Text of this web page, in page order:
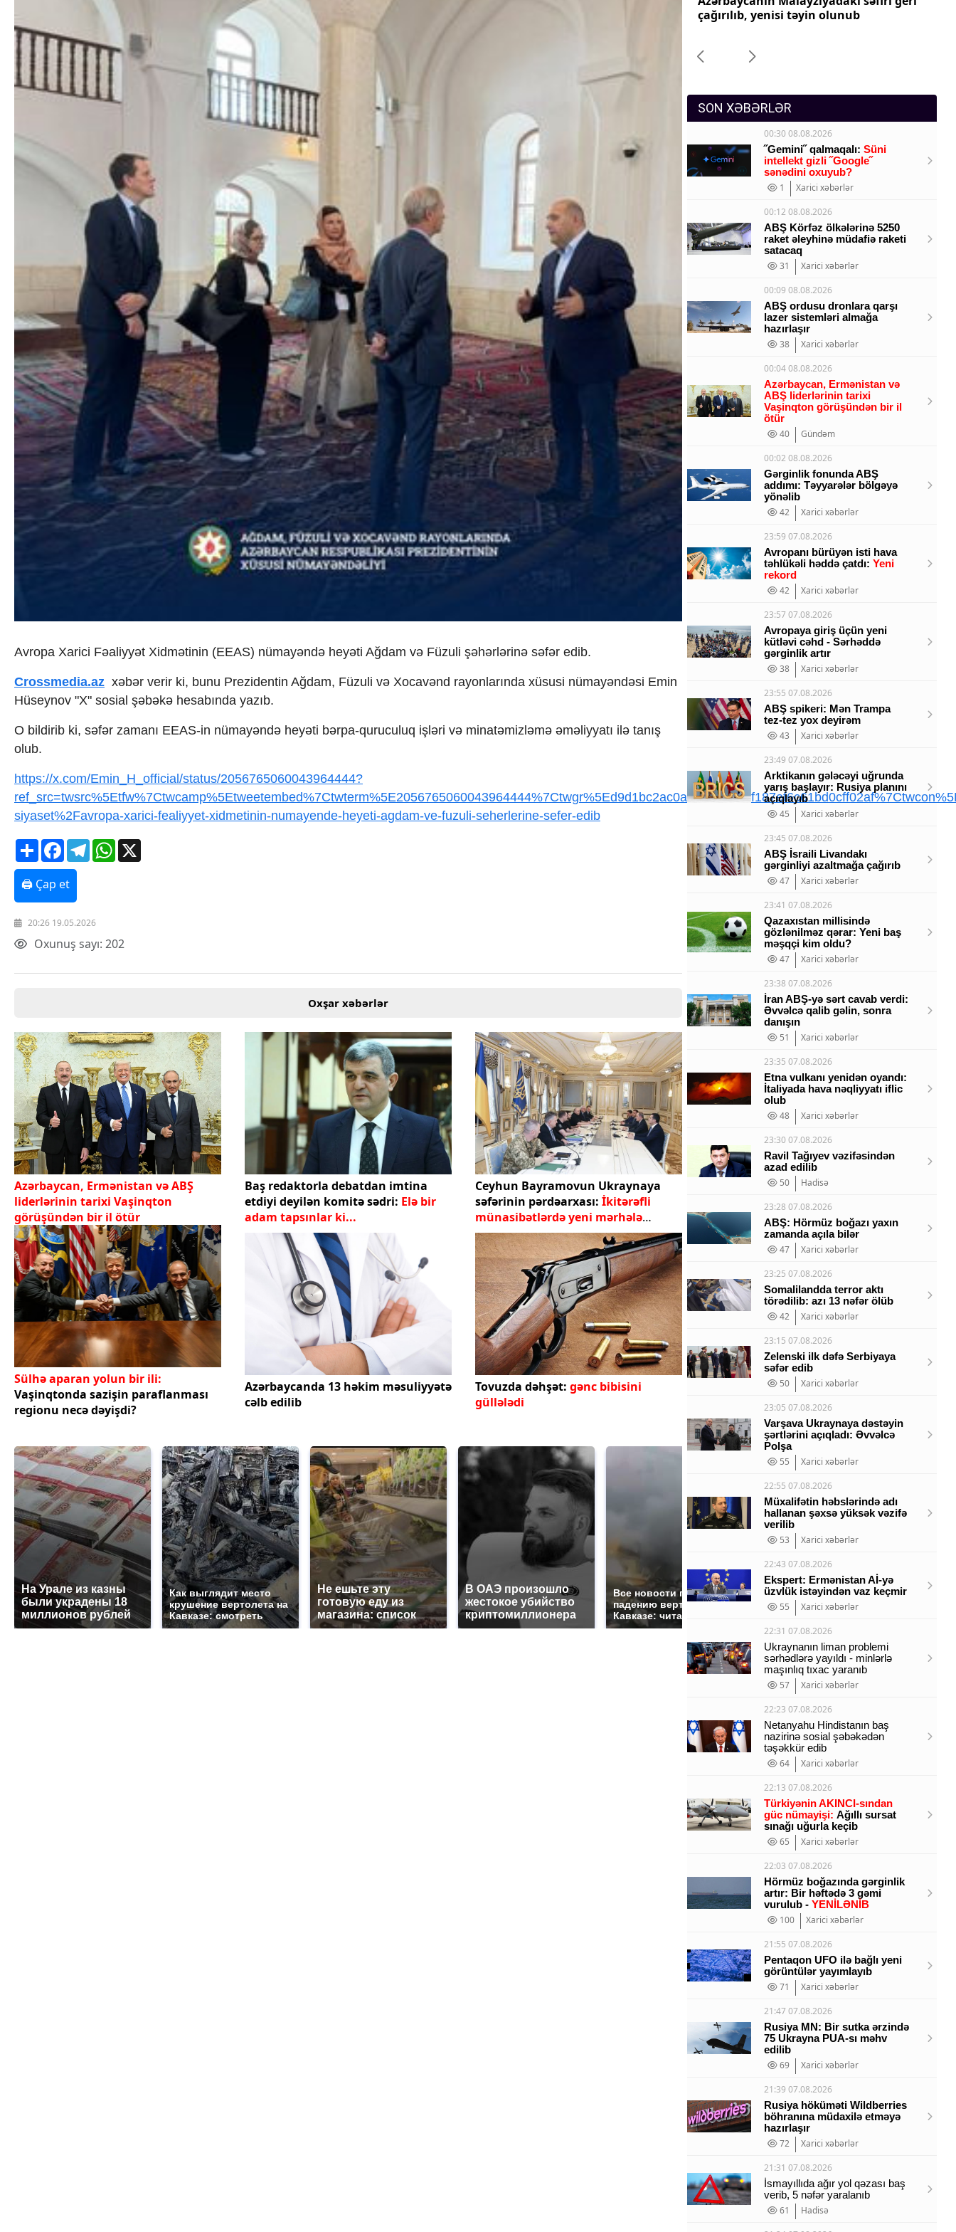
Mətbuat-150
Geosiyasi
İqtisadi
Sosioloji
Araşdırma
Multimedia
İnfoqrafika
Podcast
Humanitar
Elm və təhsil
Yüksəliş hekayəsi
Mədəniyyətimizin Zəfəri
Zəfər Diasporu
Turizm
İqtisadiyyat
Energetika
Neft-qaz
Əmək və sosial siyasət
Kənd təsərrüfatı
Hərbi sənaye
Telekommunikasiya və nəqliyyat
COP29
Cəmiyyət
Crossmedia.az - 1 yaş
Siyasət
Məhkəmə və hüquq
Ekologiya
Zəfər - 5
Gənclər və İdman
Sosium
Texnologiya
Əlaqə
Missiyamız
Avropa Xarici Fəaliyyət Xidmətinin (EEAS) nümayəndə heyəti Ağdam və Füzuli şəhərlərinə səfər edib.
Crossmedia.az xəbər verir ki, bunu Prezidentin Ağdam, Füzuli və Xocavənd rayonlarında xüsusi nümayəndəsi Emin
Hüseynov "X" sosial şəbəkə hesabında yazıb.
O bildirib ki, səfər zamanı EEAS-in nümayəndə heyəti bərpa-quruculuq işləri və minatəmizləmə əməliyyatı ilə tanış
olub.
https://x.com/Emin_H_official/status/2056765060043964444?
siyaset%2Favropa-xarici-fealiyyet-xidmetinin-numayende-heyeti-agdam-ve-fuzuli-seherlerine-sefer-edib
ShareFacebookTelegramWhatsApp
🖨 Çap et
20:26 19.05.2026
Oxunuş sayı: 202
Oxşar xəbərlər
Azərbaycan, Ermənistan və ABŞ
liderlərinin tarixi Vaşinqton
görüşündən bir il ötür
Baş redaktorla debatdan imtina
etdiyi deyilən komitə sədri: Elə bir
adam tapsınlar ki...
Ceyhun Bayramovun Ukraynaya
səfərinin pərdəarxası: İkitərəfli
münasibətlərdə yeni mərhələ
başlayır
Sülhə aparan yolun bir ili:
Vaşinqtonda sazişin paraflanması
regionu necə dəyişdi?
Azərbaycanda 13 həkim məsuliyyətə
cəlb edilib
Tovuzda dəhşət: gənc bibisini
güllələdi
На Урале из казны
были украдены 18
миллионов рублей
Как выглядит место
крушение вертолета на
Кавказе: смотреть
Не ешьте эту
готовую еду из
магазина: список
В ОАЭ произошло
жестокое убийство
криптомиллионера
Все новости по
падению вертолета на
Кавказе: читать здесь
Таких событий не
было с 1945: чего
ждать всем нам?
В
Forumunun Təşkilat Komitəsi yaradılıb
çağırılıb, yenisi təyin olunub
SON XƏBƏRLƏR
00:30 08.08.2026
˝Gemini˝ qalmaqalı: Süni
intellekt gizli ˝Google˝
sənədini oxuyub?
1
Xarici xəbərlər
00:12 08.08.2026
ABŞ Körfəz ölkələrinə 5250
raket əleyhinə müdafiə raketi
satacaq
31
Xarici xəbərlər
00:09 08.08.2026
ABŞ ordusu dronlara qarşı
lazer sistemləri almağa
hazırlaşır
38
Xarici xəbərlər
00:04 08.08.2026
Azərbaycan, Ermənistan və
ABŞ liderlərinin tarixi
Vaşinqton görüşündən bir il
ötür
40
Gündəm
00:02 08.08.2026
Gərginlik fonunda ABŞ
addımı: Təyyarələr bölgəyə
yönəlib
42
Xarici xəbərlər
23:59 07.08.2026
Avropanı bürüyən isti hava
təhlükəli həddə çatdı: Yeni
rekord
42
Xarici xəbərlər
23:57 07.08.2026
Avropaya giriş üçün yeni
kütləvi cəhd - Sərhəddə
gərginlik artır
38
Xarici xəbərlər
23:55 07.08.2026
ABŞ spikeri: Mən Trampa
tez-tez yox deyirəm
43
Xarici xəbərlər
23:49 07.08.2026
Arktikanın gələcəyi uğrunda
yarış başlayır: Rusiya planını
açıqlayıb
45
Xarici xəbərlər
23:45 07.08.2026
ABŞ İsraili Livandakı
gərginliyi azaltmağa çağırıb
47
Xarici xəbərlər
23:41 07.08.2026
Qazaxıstan millisində
gözlənilməz qərar: Yeni baş
məşqçi kim oldu?
47
Xarici xəbərlər
23:38 07.08.2026
İran ABŞ-yə sərt cavab verdi:
Əvvəlcə qalib gəlin, sonra
danışın
51
Xarici xəbərlər
23:35 07.08.2026
Etna vulkanı yenidən oyandı:
İtaliyada hava nəqliyyatı iflic
olub
48
Xarici xəbərlər
23:30 07.08.2026
Ravil Tağıyev vəzifəsindən
azad edilib
50
Hadisə
23:28 07.08.2026
ABŞ: Hörmüz boğazı yaxın
zamanda açıla bilər
47
Xarici xəbərlər
23:25 07.08.2026
Somalilandda terror aktı
törədilib: azı 13 nəfər ölüb
42
Xarici xəbərlər
23:15 07.08.2026
Zelenski ilk dəfə Serbiyaya
səfər edib
50
Xarici xəbərlər
23:05 07.08.2026
Varşava Ukraynaya dəstəyin
şərtlərini açıqladı: Əvvəlcə
Polşa
55
Xarici xəbərlər
22:55 07.08.2026
Müxalifətin həbslərində adı
hallanan şəxsə yüksək vəzifə
verilib
53
Xarici xəbərlər
22:43 07.08.2026
Ekspert: Ermənistan Aİ-yə
üzvlük istəyindən vaz keçmir
55
Xarici xəbərlər
22:31 07.08.2026
Ukraynanın liman problemi
sərhədlərə yayıldı - minlərlə
maşınlıq tıxac yaranıb
57
Xarici xəbərlər
22:23 07.08.2026
Netanyahu Hindistanın baş
nazirinə sosial şəbəkədən
təşəkkür edib
64
Xarici xəbərlər
22:13 07.08.2026
Türkiyənin AKINCI-sından
güc nümayişi: Ağıllı sursat
sınağı uğurla keçib
65
Xarici xəbərlər
22:03 07.08.2026
Hörmüz boğazında gərginlik
artır: Bir həftədə 3 gəmi
vurulub - YENİLƏNİB
100
Xarici xəbərlər
21:55 07.08.2026
Pentaqon UFO ilə bağlı yeni
görüntülər yayımlayıb
71
Xarici xəbərlər
21:47 07.08.2026
Rusiya MN: Bir sutka ərzində
75 Ukrayna PUA-sı məhv
edilib
69
Xarici xəbərlər
21:39 07.08.2026
Rusiya höküməti Wildberries
böhranına müdaxilə etməyə
hazırlaşır
72
Xarici xəbərlər
21:31 07.08.2026
İsmayıllıda ağır yol qəzası baş
verib, 5 nəfər yaralanıb
61
Hadisə